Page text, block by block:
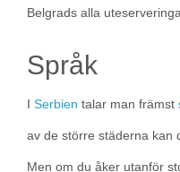
Belgrads alla
Språk
I Serbien talar man främst
av de större städerna kan
Men om du åker utanför